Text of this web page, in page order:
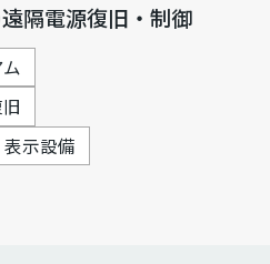
隔電源復旧・制御
示設備